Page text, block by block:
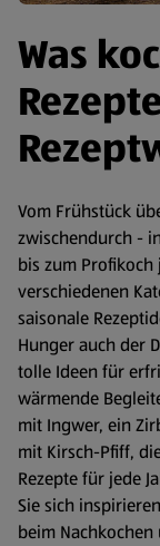
Was
Vom Frühstück
zwischendurch -
bis zum
verschiedenen
saisonale
Hunger auch der
tolle Ideen für
wärmende
mit Ingwer, ein
mit Kirsch-Pfiff,
Rezepte für jede
Sie sich
beim